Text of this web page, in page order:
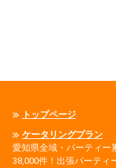
トップページ
ケータリングプラン
愛知県全域・パーティー
38,000件！出張パーティ